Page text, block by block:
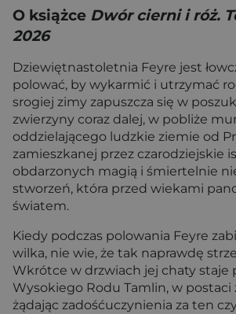
O książce Dwór cierni i róż.
2026
Dziewiętnastoletnia Feyre jest
polować, by wykarmić i utrzymać
srogiej zimy zapuszcza się w
zwierzyny coraz dalej, w pobliże
oddzielającego ludzkie ziemie od
zamieszkanej przez czarodziejskie
obdarzonych magią i śmiertelnie
stworzeń, która przed wiekami
światem.
Kiedy podczas polowania Feyre
wilka, nie wie, że tak naprawdę
Wkrótce w drzwiach jej chaty staje
Wysokiego Rodu Tamlin, w postaci
żądając zadośćuczynienia za ten